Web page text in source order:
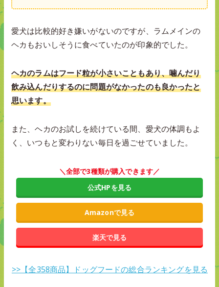
愛犬は比較的好き嫌いがないのですが、ラムメインの
ヘカもおいしそうに食べていたのが印象的でした。
ヘカのラムはフード粒が小さいこともあり、噛んだり
飲み込んだりするのに問題がなかったのも良かったと
思います。
また、ヘカのお試しを続けている間、愛犬の体調もよ
く、いつもと変わりない毎日を過ごせていました。
＼全部で3種類が購入できます／
公式HPを見る
Amazonで見る
楽天で見る
>>【全358商品】ドッグフードの総合ランキングを見る